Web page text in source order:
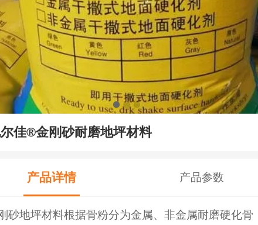
佳®金刚砂耐磨地坪材料
产品详情 产品参数
砂地坪材料根据骨粉分为金属、非金属耐磨硬化骨